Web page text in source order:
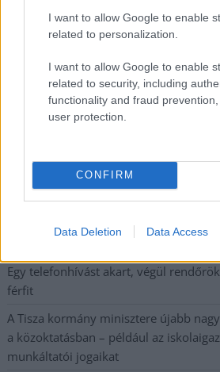
I want to allow Google to enable
related to personalization.
I want to allow Google to enable
related to security, including
functionality and fraud
user protection.
CONFIRM
Data Deletion Data Access
alapos késések alakultak ki a
kimaradás is előfordult
Ön szerint hogy készül a hamisítatlan
Országos ellenőrzés indult a hazai
üzemekben
Györfi Mihály több tucat vállalkozással
41 fok fölé forrósodott az ország,
Egy telefonhívást akart, végül
férfit
A Tisza kormány minisztere újabb
a közoktatásban – például az
munkáltatói jogaikat